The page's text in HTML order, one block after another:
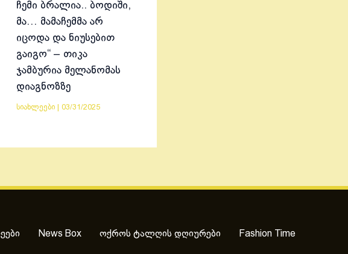
ჩემი ბრალია.. ბოდიში,
მა… მამაჩემმა არ
იცოდა და ნიუსებით
გაიგო“ – თიკა
ჯამბურია მელანომას
დიაგნოზზე
სიახლეები| 03/31/2025
News Box ოქროს ტალღის დღიურები Fashion Time